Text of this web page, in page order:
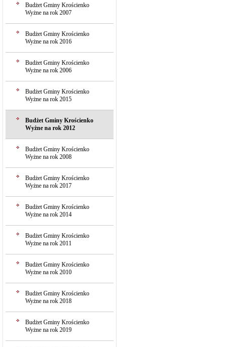
Budżet Gminy Krościenko
Wyżne na rok 2007
Budżet Gminy Krościenko
Wyżne na rok 2016
Budżet Gminy Krościenko
Wyżne na rok 2006
Budżet Gminy Krościenko
Wyżne na rok 2015
Budżet Gminy Krościenko
Wyżne na rok 2012
Budżet Gminy Krościenko
Wyżne na rok 2008
Budżet Gminy Krościenko
Wyżne na rok 2017
Budżet Gminy Krościenko
Wyżne na rok 2014
Budżet Gminy Krościenko
Wyżne na rok 2011
Budżet Gminy Krościenko
Wyżne na rok 2010
Budżet Gminy Krościenko
Wyżne na rok 2018
Budżet Gminy Krościenko
Wyżne na rok 2019